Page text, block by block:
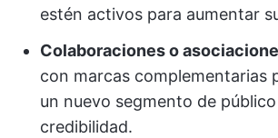
estén activos para aumentar
Colaboraciones o
con marcas complementarias
un nuevo segmento de
credibilidad.